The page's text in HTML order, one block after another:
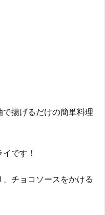
揚げるだけの簡単料理
です！
チョコソースをかける